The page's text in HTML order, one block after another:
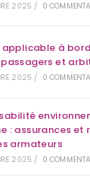
2025 / 0
à bord
passagers et
2025 / 0
: assurances et
armateurs
2025 / 0